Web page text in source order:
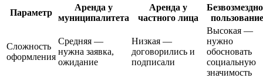
Параметр
Аренда у
муниципалитета
Аренда у
частного лица
пользование
Сложность
оформления
Средняя —
нужна заявка,
ожидание
Низкая —
договорились и
подписали
Высокая —
нужно
обосновать
социальную
значимость